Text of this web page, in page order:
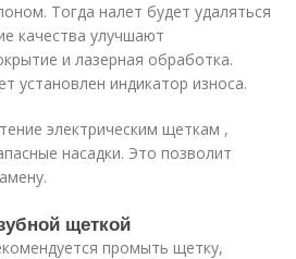
Тогда налет будет удаляться
качества улучшают
и лазерная обработка.
установлен индикатор износа.
электрическим щеткам ,
насадки. Это позволит
щеткой
промыть щетку,